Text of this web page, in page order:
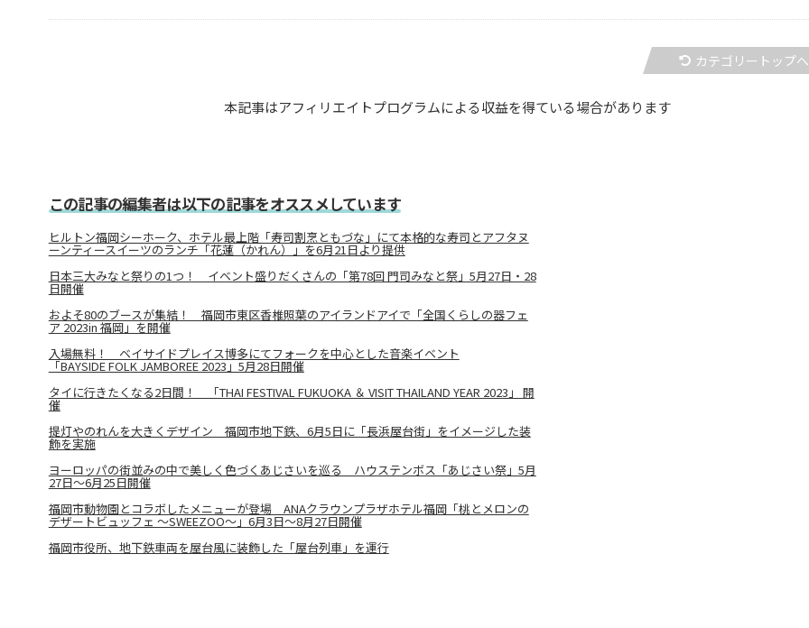
カテゴリートップへ
本記事はアフィリエイトプログラムによる収益を得ている場合があります
この記事の編集者は以下の記事をオススメしています
ヒルトン福岡シーホーク、ホテル最上階「寿司割烹ともづな」にて本格的な寿司とアフタヌ
ーンティースイーツのランチ「花蓮（かれん）」を6月21日より提供
日本三大みなと祭りの1つ！ イベント盛りだくさんの「第78回 門司みなと祭」5月27日・28
日開催
およそ80のブースが集結！ 福岡市東区香椎照葉のアイランドアイで「全国くらしの器フェ
ア 2023in 福岡」を開催
入場無料！ ベイサイドプレイス博多にてフォークを中心とした音楽イベント
「BAYSIDE FOLK JAMBOREE 2023」5月28日開催
タイに行きたくなる2日間！ 「THAI FESTIVAL FUKUOKA ＆ VISIT THAILAND YEAR 2023」 開
催
提灯やのれんを大きくデザイン 福岡市地下鉄、6月5日に「長浜屋台街」をイメージした装
飾を実施
ヨーロッパの街並みの中で美しく色づくあじさいを巡る ハウステンボス「あじさい祭」5月
27日～6月25日開催
福岡市動物園とコラボしたメニューが登場 ANAクラウンプラザホテル福岡「桃とメロンの
デザートビュッフェ ～SWEEZOO～」6月3日～8月27日開催
福岡市役所、地下鉄車両を屋台風に装飾した「屋台列車」を運行